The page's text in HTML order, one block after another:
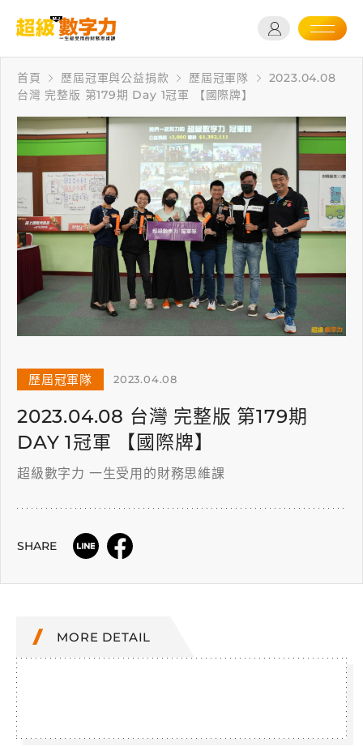
首頁 歷屆冠軍與公益捐款 歷屆冠軍隊
2023.04.08
台灣 完整版 第179期 Day 1冠軍 【國際牌】
歷屆冠軍隊 2023.04.08
2023.04.08 台灣 完整版 第179期
DAY 1冠軍 【國際牌】
超級數字力 一生受用的財務思維課
SHARE
MORE DETAIL